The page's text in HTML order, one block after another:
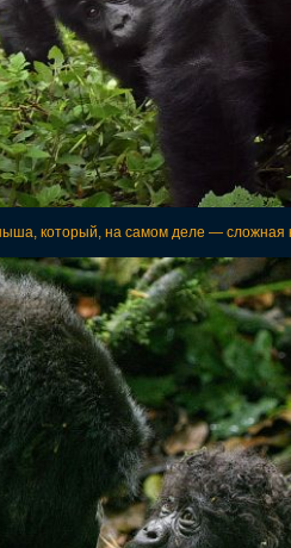
который, на самом деле — сложная